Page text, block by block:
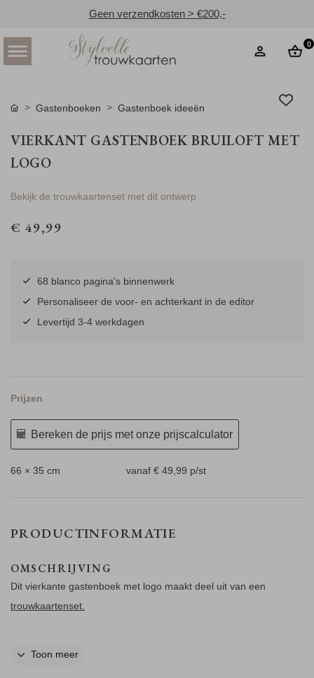
Geen verzendkosten > €200,-
0
Gastenboeken Gastenboek ideeën
VIERKANT GASTENBOEK BRUILOFT MET
LOGO
Bekijk de trouwkaartenset met dit ontwerp
€ 49,99
68 blanco pagina's binnenwerk
Personaliseer de voor- en achterkant in de editor
Levertijd 3-4 werkdagen
Prijzen
Bereken de prijs met onze prijscalculator
66 × 35 cm vanaf € 49,99 p/st
PRODUCTINFORMATIE
OMSCHRIJVING
Dit vierkante gastenboek met logo maakt deel uit van een
trouwkaartenset.
Toon meer